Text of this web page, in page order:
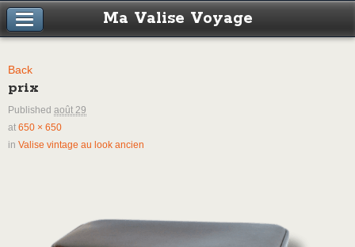
Ma Valise Voyage
Back
prix
Published août 29
at 650 × 650
in Valise vintage au look ancien